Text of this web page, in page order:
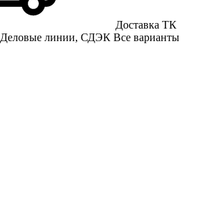
Доставка ТК
Деловые линии, СДЭК Все варианты